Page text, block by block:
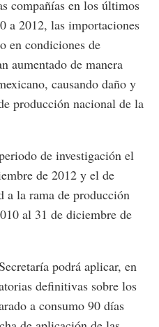
compañías en los últimos
a 2012, las importaciones
en condiciones de
aumentado de manera
causando daño y
producción nacional de la
de investigación el
de 2012 y el de
a la rama de producción
al 31 de diciembre de
podrá aplicar, en
definitivas sobre los
a consumo 90 días